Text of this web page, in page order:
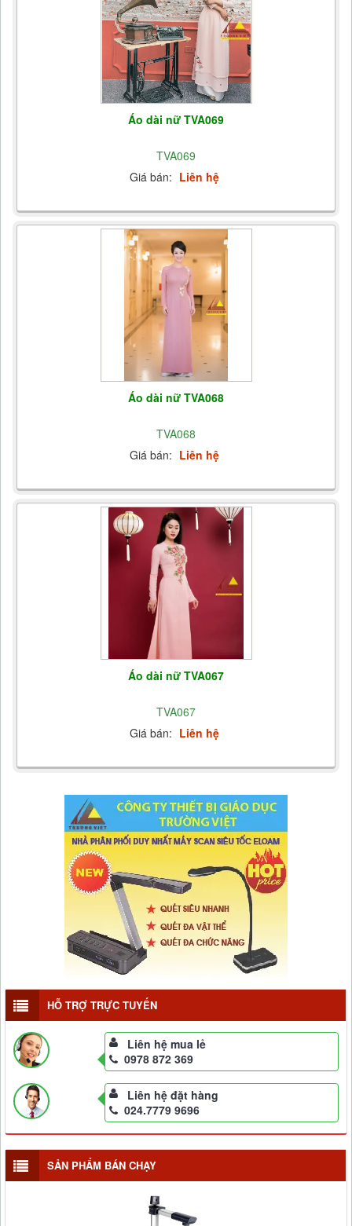
Áo dài nữ TVA069
TVA069
Giá bán: Liên hệ
Áo dài nữ TVA068
TVA068
Giá bán: Liên hệ
Áo dài nữ TVA067
TVA067
Giá bán: Liên hệ
HỖ TRỢ TRỰC TUYẾN
Liên hệ mua lẻ
0978 872 369
Liên hệ đặt hàng
024.7779 9696
SẢN PHẨM BÁN CHẠY